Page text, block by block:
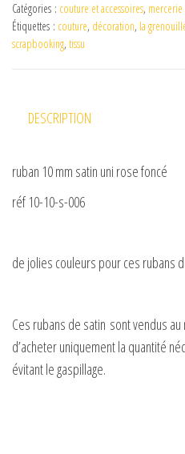
Catégories : couture et accessoires,
Étiquettes : couture, décoration, la
scrapbooking, tissu
DESCRIPTION
ruban 10 mm satin uni rose foncé
réf 10-10-s-006
de jolies couleurs pour ces rubans
Ces rubans de satin sont vendus
d’acheter uniquement la quantité
évitant le gaspillage.